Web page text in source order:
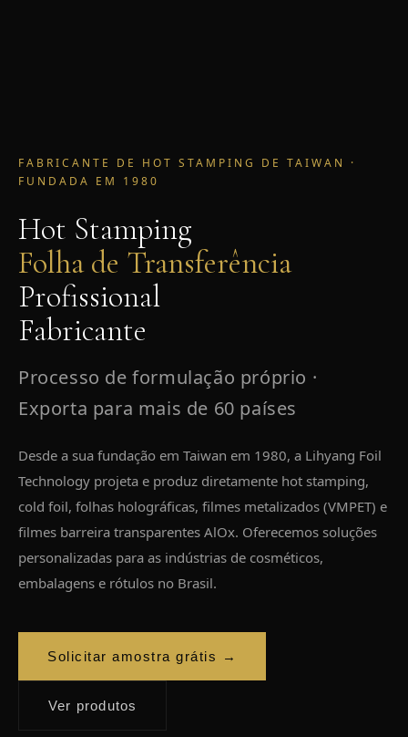
FABRICANTE DE HOT STAMPING DE TAIWAN ·
FUNDADA EM 1980
Hot Stamping
Folha de Transferência
Profissional
Fabricante
Processo de formulação próprio ·
Exporta para mais de 60 países
Desde a sua fundação em Taiwan em 1980, a Lihyang Foil
Technology projeta e produz diretamente hot stamping,
cold foil, folhas holográficas, filmes metalizados (VMPET) e
filmes barreira transparentes AlOx. Oferecemos soluções
personalizadas para as indústrias de cosméticos,
embalagens e rótulos no Brasil.
Solicitar amostra grátis →
Ver produtos